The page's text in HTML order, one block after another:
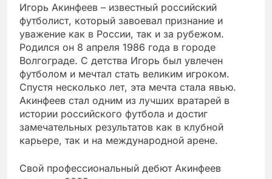
Игорь Акинфеев – известный российский
футболист, который завоевал признание и
уважение как в России, так и за рубежом.
Родился он 8 апреля 1986 года в городе
Волгограде. С детства Игорь был увлечен
футболом и мечтал стать великим игроком.
Спустя несколько лет, эта мечта стала явью.
Акинфеев стал одним из лучших вратарей в
истории российского футбола и достиг
замечательных результатов как в клубной
карьере, так и на международной арене.
Свой профессиональный дебют Акинфеев